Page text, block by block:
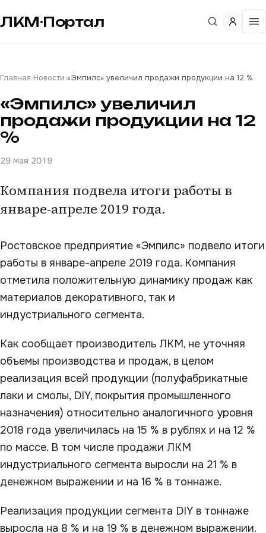
ЛКМ·Портал
Главная›Новости›«Эмпилс» увеличил продажи продукции на 12 %
«Эмпилс» увеличил
продажи продукции на 12
%
29 мая 2019
Компания подвела итоги работы в
январе-апреле 2019 года.
Ростовское предприятие «Эмпилс» подвело итоги
работы в январе-апреле 2019 года. Компания
отметила положительную динамику продаж как
материалов декоративного, так и
индустриального сегмента.
Как сообщает производитель ЛКМ, не уточняя
объемы производства и продаж, в целом
реализация всей продукции (полуфабрикатные
лаки и смолы, DIY, покрытия промышленного
назначения) относительно аналогичного уровня
2018 года увеличилась на 15 % в рублях и на 12 %
по массе. В том числе продажи ЛКМ
индустриального сегмента выросли на 21 % в
денежном выражении и на 16 % в тоннаже.
Реализация продукции сегмента DIY в тоннаже
выросла на 8 % и на 19 % в денежном выражении.